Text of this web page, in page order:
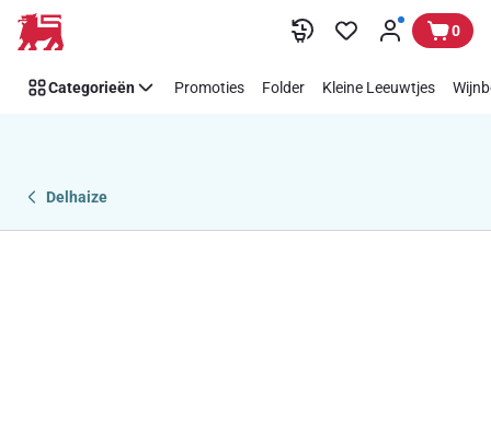
Overslaan 0
Categorieën Promoties Folder Kleine Leeuwtjes
Delhaize